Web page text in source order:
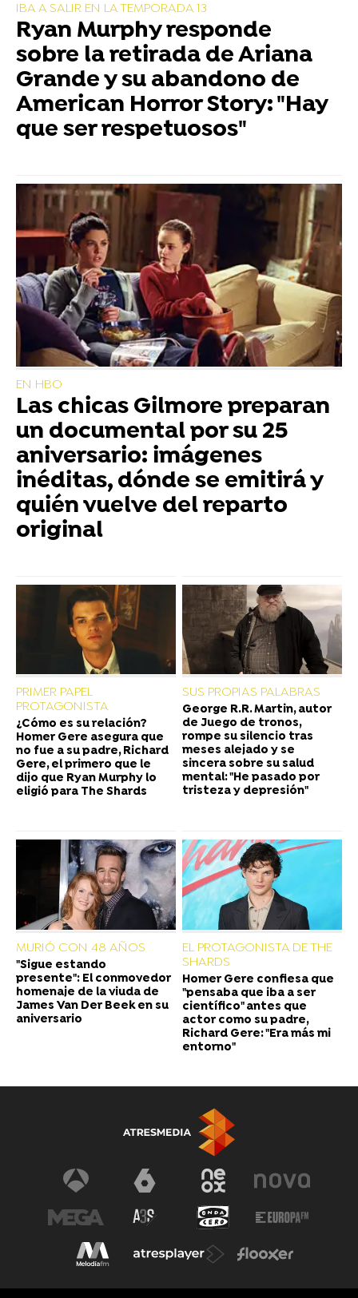
IBA A SALIR EN LA TEMPORADA 13
Ryan Murphy responde
sobre la retirada de Ariana
Grande y su abandono de
American Horror Story: "Hay
que ser respetuosos"
EN HBO
Las chicas Gilmore preparan
un documental por su 25
aniversario: imágenes
inéditas, dónde se emitirá y
quién vuelve del reparto
original
PRIMER PAPEL
PROTAGONISTA
¿Cómo es su relación?
Homer Gere asegura que
no fue a su padre, Richard
Gere, el primero que le
dijo que Ryan Murphy lo
eligió para The Shards
SUS PROPIAS PALABRAS
George R.R. Martin, autor
de Juego de tronos,
rompe su silencio tras
meses alejado y se
sincera sobre su salud
mental: "He pasado por
tristeza y depresión"
MURIÓ CON 48 AÑOS
"Sigue estando
presente": El conmovedor
homenaje de la viuda de
James Van Der Beek en su
aniversario
EL PROTAGONISTA DE THE
SHARDS
Homer Gere confiesa que
"pensaba que iba a ser
científico" antes que
actor como su padre,
Richard Gere: "Era más mi
entorno"